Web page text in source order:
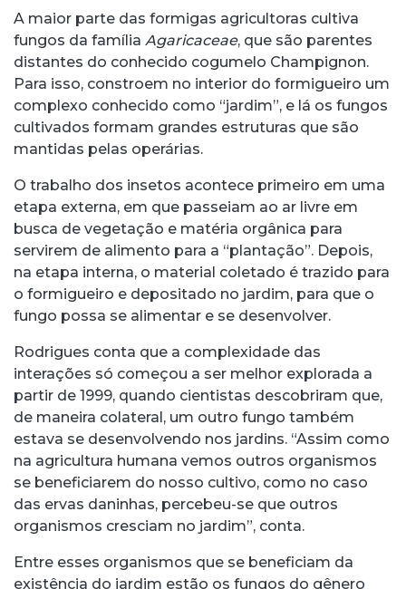
A maior parte das formigas agricultoras cultiva
fungos da família Agaricaceae, que são parentes
distantes do conhecido cogumelo Champignon.
Para isso, constroem no interior do formigueiro um
complexo conhecido como “jardim”, e lá os fungos
cultivados formam grandes estruturas que são
mantidas pelas operárias.
O trabalho dos insetos acontece primeiro em uma
etapa externa, em que passeiam ao ar livre em
busca de vegetação e matéria orgânica para
servirem de alimento para a “plantação”. Depois,
na etapa interna, o material coletado é trazido para
o formigueiro e depositado no jardim, para que o
fungo possa se alimentar e se desenvolver.
Rodrigues conta que a complexidade das
interações só começou a ser melhor explorada a
partir de 1999, quando cientistas descobriram que,
de maneira colateral, um outro fungo também
estava se desenvolvendo nos jardins. “Assim como
na agricultura humana vemos outros organismos
se beneficiarem do nosso cultivo, como no caso
das ervas daninhas, percebeu-se que outros
organismos cresciam no jardim”, conta.
Entre esses organismos que se beneficiam da
existência do jardim estão os fungos do gênero